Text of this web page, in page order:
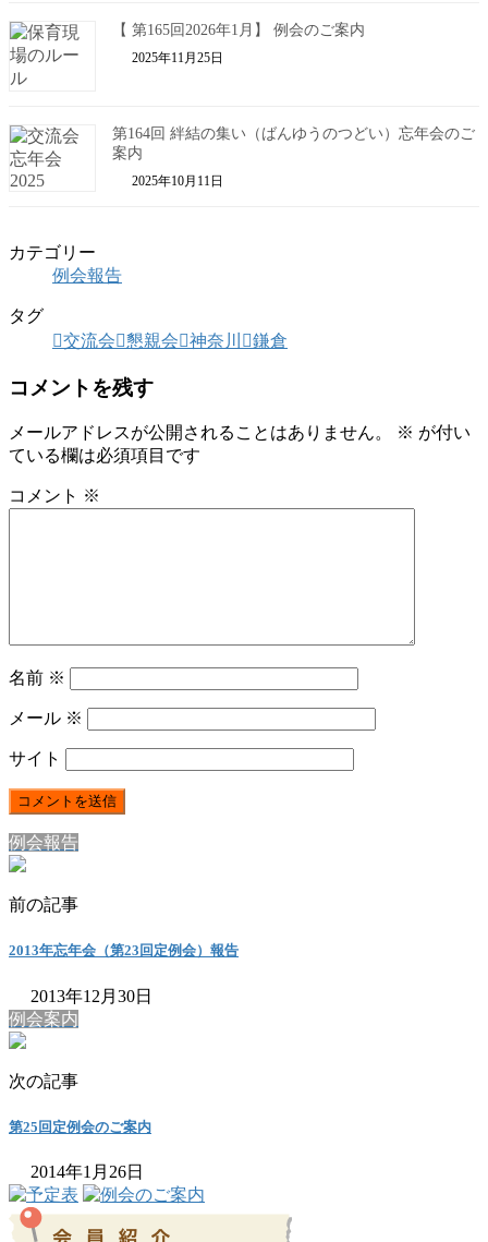
【 第165回2026年1月】 例会のご案内
2025年11月25日
第164回 絆結の集い（ばんゆうのつどい）忘年会のご
案内
2025年10月11日
カテゴリー
例会報告
タグ
交流会
懇親会 神奈川 鎌倉
コメントを残す
メールアドレスが公開されることはありません。 ※ が付い
ている欄は必須項目です
コメント ※
名前 ※
メール ※
サイト
例会報告
前の記事
2013年忘年会（第23回定例会）報告
2013年12月30日
例会案内
次の記事
第25回定例会のご案内
2014年1月26日